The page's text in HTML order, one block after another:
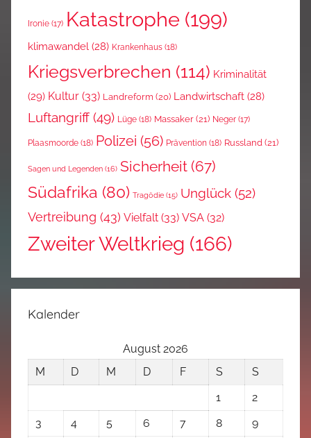
Ironie (17) Katastrophe (199)
klimawandel (28) Krankenhaus (18)
Kriegsverbrechen (114) Kriminalität
(29) Kultur (33) Landreform (20) Landwirtschaft (28)
Luftangriff (49) Lüge (18) Massaker (21) Neger (17)
Plaasmoorde (18) Polizei (56) Prävention (18) Russland (21)
Sagen und Legenden (16) Sicherheit (67)
Südafrika (80) Tragödie (15) Unglück (52)
Vertreibung (43) Vielfalt (33) VSA (32)
Zweiter Weltkrieg (166)
Kalender
August 2026
M
D M D F S
S
1
2
3
4 5 6 7 8
9